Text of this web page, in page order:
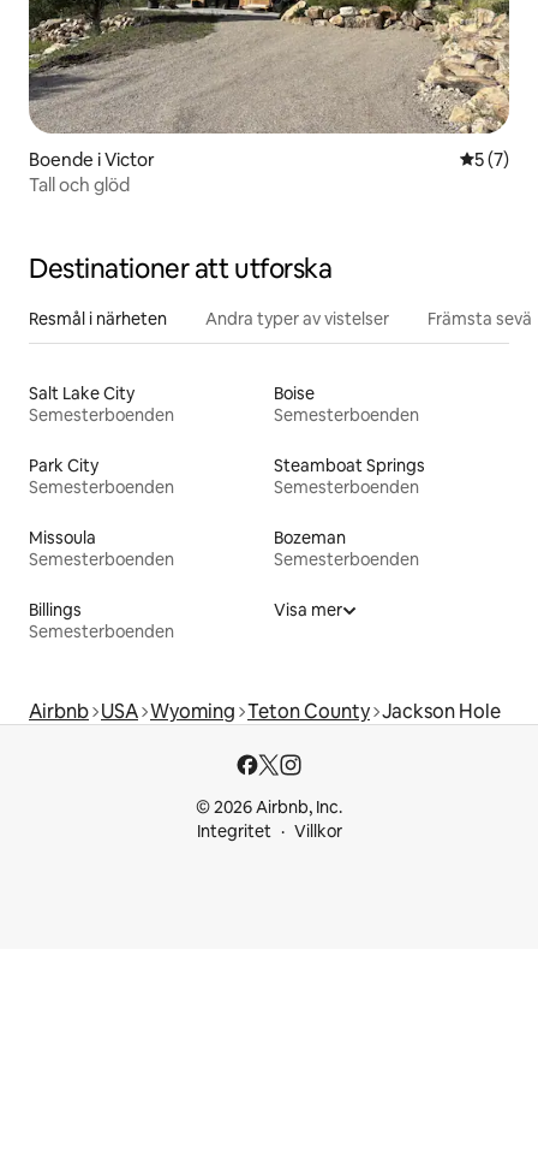
Boende i Victor 5 av 5 i
5 (7)
Tall och glöd
Destinationer att utforska
Resmål i närheten Andra typer av vistelser Främsta
Salt Lake City
Semesterboenden
Boise
Semesterboenden
Park City
Semesterboenden
Steamboat Springs
Semesterboenden
Missoula
Semesterboenden
Bozeman
Semesterboenden
Billings
Semesterboenden
Visa mer
Airbnb USA Wyoming Teton County Jackson Hole
© 2026 Airbnb, Inc.
Integritet
Villkor